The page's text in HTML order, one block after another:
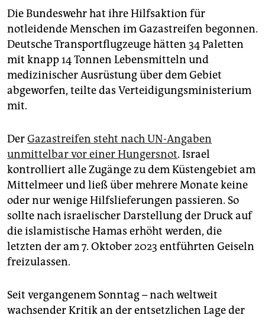
genossenschaft
epaper login
Die Bundeswehr hat ihre Hilfsaktion für
notleidende Menschen im Gazastreifen begonnen.
Deutsche Transportflugzeuge hätten 34 Paletten
mit knapp 14 Tonnen Lebensmitteln und
medizinischer Ausrüstung über dem Gebiet
abgeworfen, teilte das Verteidigungsministerium
mit.
DerGazastreifen steht nach UN-Angaben
unmittelbar vor einer Hungersnot. Israel
kontrolliert alle Zugänge zu dem Küstengebiet am
Mittelmeer und ließ über mehrere Monate keine
oder nur wenige Hilfslieferungen passieren. So
sollte nach israelischer Darstellung der Druck auf
die islamistische Hamas erhöht werden, die
letzten der am 7. Oktober 2023 entführten Geiseln
freizulassen.
Seit vergangenem Sonntag – nach weltweit
wachsender Kritik an der entsetzlichen Lage der